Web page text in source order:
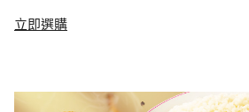
立即選購